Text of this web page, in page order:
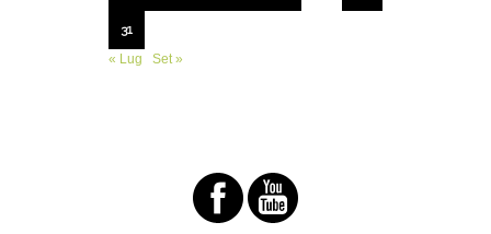
31
« Lug
Set »